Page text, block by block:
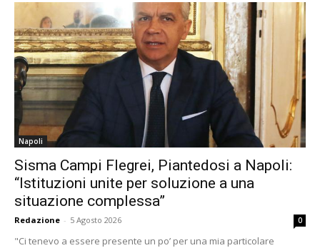
Napoli
Sisma Campi Flegrei, Piantedosi a Napoli:
“Istituzioni unite per soluzione a una
situazione complessa”
Redazione - 5 Agosto 2026 0
"Ci tenevo a essere presente un po’ per una mia particolare